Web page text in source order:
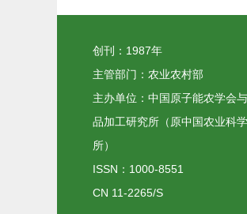
创刊：1987年
主管部门：农业农村部
主办单位：中国原子能农学会
品加工研究所（原中国农业科
所）
ISSN：1000-8551
CN 11-2265/S